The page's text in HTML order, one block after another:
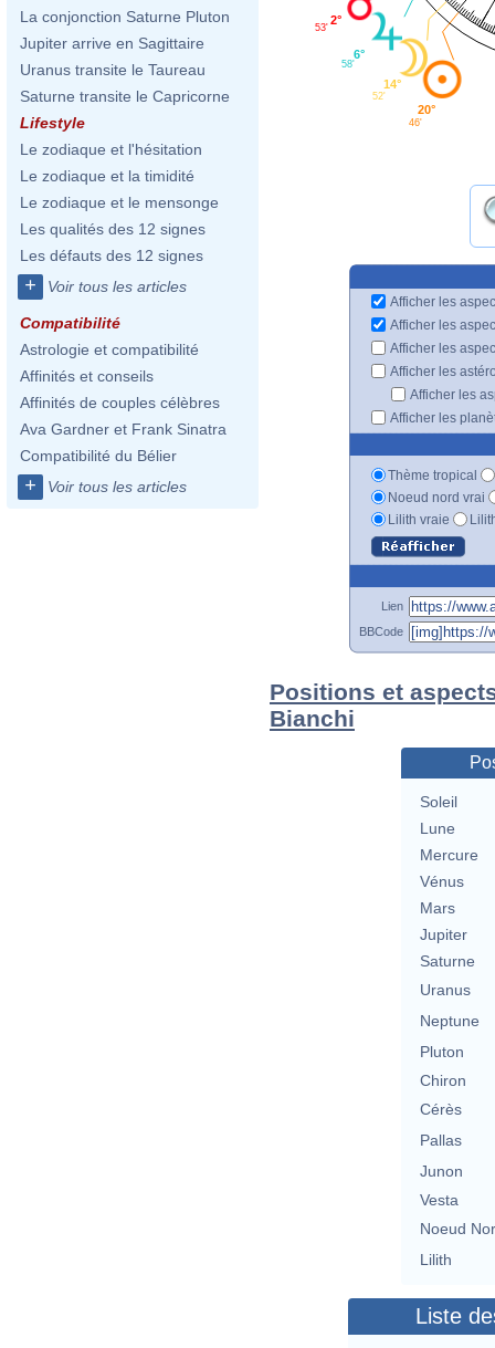
La conjonction Saturne Pluton
Jupiter arrive en Sagittaire
Uranus transite le Taureau
Saturne transite le Capricorne
Lifestyle
Le zodiaque et l'hésitation
Le zodiaque et la timidité
Le zodiaque et le mensonge
Les qualités des 12 signes
Les défauts des 12 signes
+ Voir tous les articles
Compatibilité
Astrologie et compatibilité
Affinités et conseils
Affinités de couples célèbres
Ava Gardner et Frank Sinatra
Compatibilité du Bélier
+ Voir tous les articles
2°
53'
6°
58'
14°
52'
20°
46'
Afficher les
Afficher les
Afficher les
Afficher les
Afficher les
Afficher les
Thème tropical
Noeud nord vrai
Lilith vraie
Lien
BBCode
Positions et
Bianchi
Soleil
Lune
Mercure
Vénus
Mars
Jupiter
Saturne
Uranus
Neptune
Pluton
Chiron
Cérès
Pallas
Junon
Vesta
Noeud
Lilith
Liste